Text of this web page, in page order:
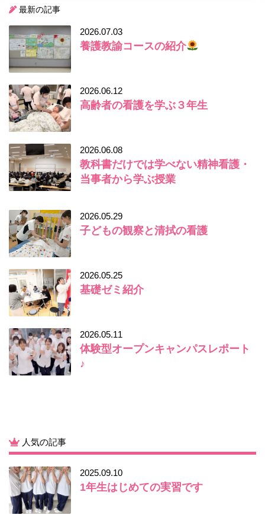
最新の記事
2026.07.03
養護教諭コースの紹介
2026.06.12
高齢者の看護を学ぶ３年生
2026.06.08
教科書だけでは学べない精神看護・
当事者から学ぶ授業
2026.05.29
子どもの観察と清拭の看護
2026.05.25
基礎ゼミ紹介
2026.05.11
体験型オープンキャンパスレポート
♪
人気の記事
2025.09.10
1年生はじめての実習です